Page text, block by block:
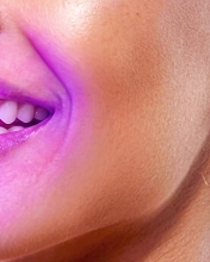
我的设备
我的订单
我的地址
我的订阅
Español
Português
Русский
繁體中文